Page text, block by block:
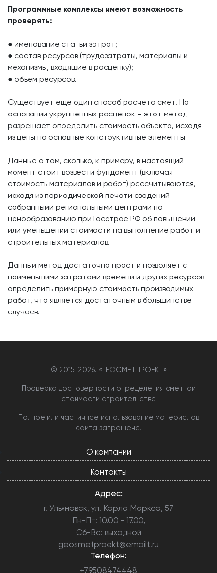
Программные комплексы имеют возможность
проверять:
● именование статьи затрат;
● состав ресурсов (трудозатраты, материалы и
механизмы, входящие в расценку);
● объем ресурсов.
Существует ещё один способ расчета смет. На
основании укрупненных расценок – этот метод
разрешает определить стоимость объекта, исходя
из цены на основные конструктивные элементы.
Данные о том, сколько, к примеру, в настоящий
момент стоит возвести фундамент (включая
стоимость материалов и работ) рассчитываются,
исходя из периодической печати сведений
собранными региональными центрами по
ценообразованию при Госстрое РФ об повышении
или уменьшении стоимости на выполнение работ и
строительных материалов.
Данный метод достаточно прост и позволяет с
наименьшими затратами времени и других ресурсов
определить примерную стоимость производимых
работ, что является достаточным в большинстве
случаев.
© 2015-2026. «ГЕОСМЕТПРОЕКТ»
Проверка достоверности определения сметной
стоимости строительства
Полное или частичное использование материалов
сайта запрещено.
О компании
Контакты
Адрес:
г. Ульяновск, ул. Карла Маркса, 57
Пн-Пт: 10.00 - 17.00,
Сб-Вс: выходной
geosmetproekt@emailt.ru
Телефон:
+79508474448